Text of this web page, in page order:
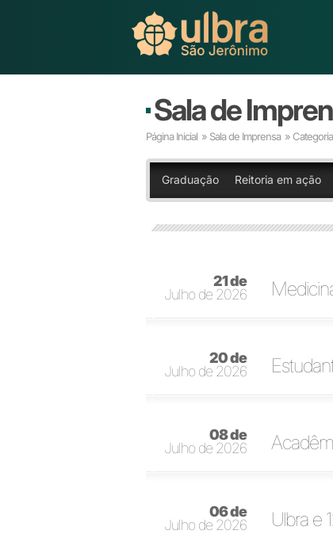
Sala de
Página Inicial » Sala de Imprensa » Categoria
Graduação Reitoria em ação
21 de
Julho de 2026
20 de
Julho de 2026
08 de
Julho de 2026
06 de
Julho de 2026
Ulbra e